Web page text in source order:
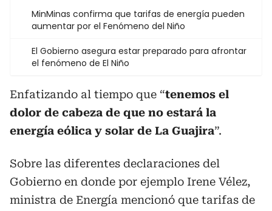
MinMinas confirma que tarifas de energía pueden
aumentar por el Fenómeno del Niño
El Gobierno asegura estar preparado para afrontar
el fenómeno de El Niño
Enfatizando al tiempo que “tenemos el
dolor de cabeza de que no estará la
energía eólica y solar de La Guajira”.
Sobre las diferentes declaraciones del
Gobierno en donde por ejemplo Irene Vélez,
ministra de Energía mencionó que tarifas de